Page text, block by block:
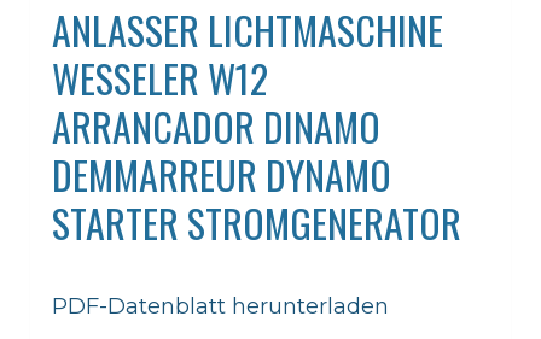
ANLASSER LICHTMASCHINE
WESSELER W12
ARRANCADOR DINAMO
DEMMARREUR DYNAMO
STARTER STROMGENERATOR
PDF-Datenblatt herunterladen